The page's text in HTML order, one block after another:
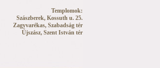
Templomok:
Szászberek, Kossuth u. 25.
Zagyvarékas, Szabadság tér
Újszász, Szent István tér